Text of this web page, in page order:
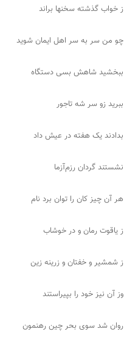
ز خواب گذشته سخنها براند
چو من سر به سر اهل ایمان شوید
ببخشید شاهش بسی دستگاه
ببرید زو سر شه تاجور
بدادند یک هفته در عیش داد
نشستند گردان رزم‌آزما
هر آن چیز کان را توان برد نام
ز یاقوت رمان و در خوشاب
ز شمشیر و خفتان و زرینه زین
وز آن نیز خود را بپیراستند
روان شد سوی بحر چین رهنمون